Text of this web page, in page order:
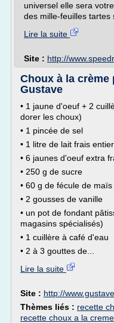
universel elle sera
des mille-feuilles tartes
Lire la suite
Site : http://
Choux à la crème
Gustave
• 1 jaune d'oeuf + 2
dorer les choux)
• 1 pincée de sel
• 1 litre de lait frais entier
• 6 jaunes d'oeuf extra
• 250 g de sucre
• 60 g de fécule de maïs
• 2 gousses de vanille
• un pot de fondant
magasins spécialisés)
• 1 cuillère à café d'eau
• 2 à 3 gouttes de...
Lire la suite
Site : http://
Thèmes liés : recette
recette choux a la